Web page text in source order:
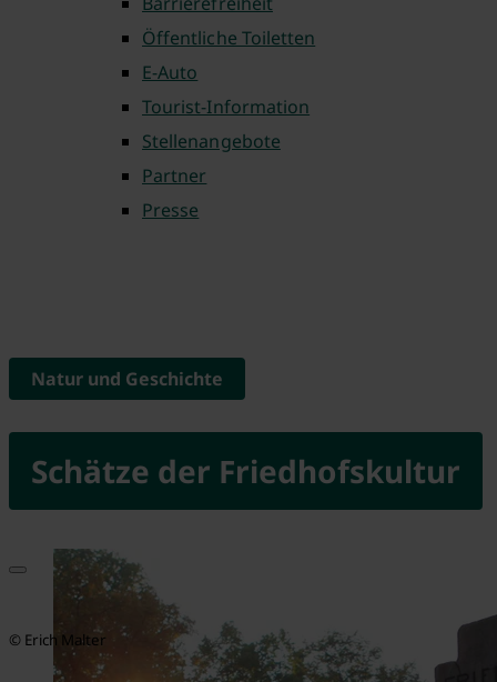
Öffentliche Toiletten
E-Auto
Tourist-Information
Stellenangebote
Partner
Presse
Schätze der Friedhofskultur
Natur und Geschichte
© Erich Malter